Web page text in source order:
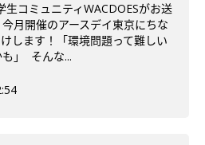
生コミュニティWACDOESがお送
月開催のアースデイ東京にちな
します！「環境問題って難しい
」 そんな...